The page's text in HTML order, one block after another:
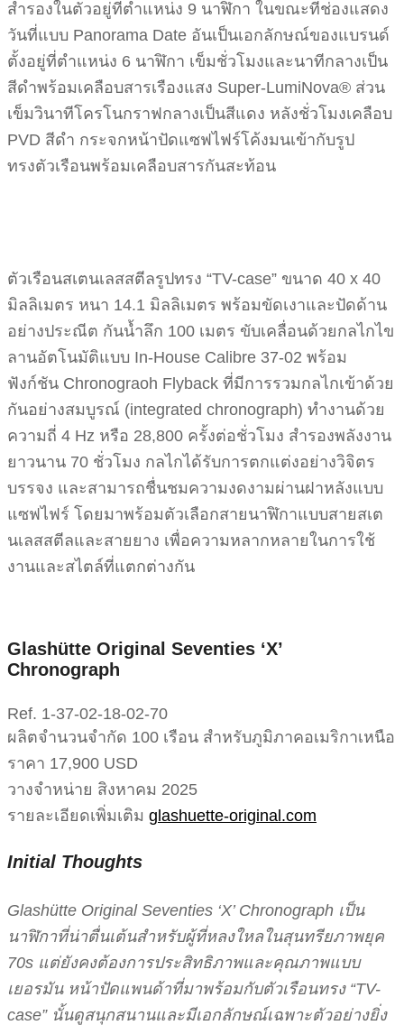
สำรองในตัวอยู่ที่ตำแหน่ง 9 นาฬิกา ในขณะที่ช่องแสดง
วันที่แบบ Panorama Date อันเป็นเอกลักษณ์ของแบรนด์
ตั้งอยู่ที่ตำแหน่ง 6 นาฬิกา เข็มชั่วโมงและนาทีกลางเป็น
สีดำพร้อมเคลือบสารเรืองแสง Super-LumiNova® ส่วน
เข็มวินาทีโครโนกราฟกลางเป็นสีแดง หลังชั่วโมงเคลือบ
PVD สีดำ กระจกหน้าปัดแซฟไฟร์โค้งมนเข้ากับรูป
ทรงตัวเรือนพร้อมเคลือบสารกันสะท้อน
ตัวเรือนสเตนเลสสตีลรูปทรง “TV-case” ขนาด 40 x 40
มิลลิเมตร หนา 14.1 มิลลิเมตร พร้อมขัดเงาและปัดด้าน
อย่างประณีต กันน้ำลึก 100 เมตร ขับเคลื่อนด้วยกลไกไข
ลานอัตโนมัติแบบ In-House Calibre 37-02 พร้อม
ฟังก์ชัน Chronograoh Flyback ที่มีการรวมกลไกเข้าด้วย
กันอย่างสมบูรณ์ (integrated chronograph) ทำงานด้วย
ความถี่ 4 Hz หรือ 28,800 ครั้งต่อชั่วโมง สำรองพลังงาน
ยาวนาน 70 ชั่วโมง กลไกได้รับการตกแต่งอย่างวิจิตร
บรรจง และสามารถชื่นชมความงดงามผ่านฝาหลังแบบ
แซฟไฟร์ โดยมาพร้อมตัวเลือกสายนาฬิกาแบบสายสเต
นเลสสตีลและสายยาง เพื่อความหลากหลายในการใช้
งานและสไตล์ที่แตกต่างกัน
Glashütte Original Seventies ‘X’
Chronograph
Ref. 1-37-02-18-02-70
ผลิตจำนวนจำกัด 100 เรือน สำหรับภูมิภาคอเมริกาเหนือ
ราคา 17,900 USD
วางจำหน่าย สิงหาคม 2025
รายละเอียดเพิ่มเติม glashuette-original.com
Initial Thoughts
Glashütte Original Seventies ‘X’ Chronograph เป็น
นาฬิกาที่น่าตื่นเต้นสำหรับผู้ที่หลงใหลในสุนทรียภาพยุค
70s แต่ยังคงต้องการประสิทธิภาพและคุณภาพแบบ
เยอรมัน หน้าปัดแพนด้าที่มาพร้อมกับตัวเรือนทรง “TV-
case” นั้นดูสนุกสนานและมีเอกลักษณ์เฉพาะตัวอย่างยิ่ง